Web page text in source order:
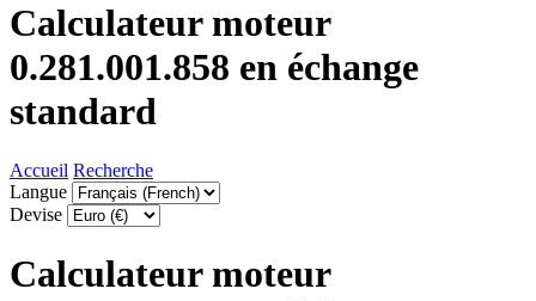
Calculateur moteur
0.281.001.858 en échange
standard
Accueil Recherche
Langue
Devise
Calculateur moteur